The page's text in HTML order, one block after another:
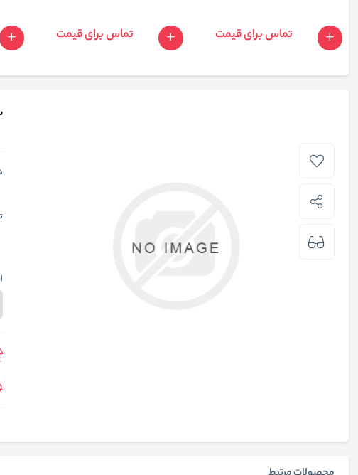
تماس برای قیمت تماس برای قیمت